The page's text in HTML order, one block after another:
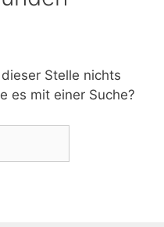
Stelle nichts
es mit einer Suche?